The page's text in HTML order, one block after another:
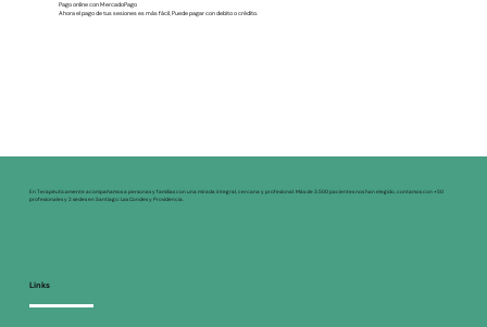
Pago online con MercadoPago
Ahora el pago de tus sesiones es más fácil, Puede pagar con debito o crédito.
En Terapéuticamente acompañamos a personas y familias con una mirada integral, cercana y profesional. Más de 3.500 pacientes nos han elegido, contamos con +50
profesionales y 2 sedes en Santiago: Las Condes y Providencia.
Links